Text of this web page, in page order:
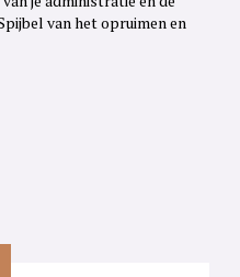
van het opruimen en